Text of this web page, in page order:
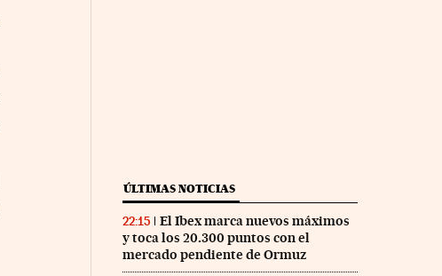
ÚLTIMAS NOTICIAS
22:15
El Ibex marca nuevos máximos
y toca los 20.300 puntos con el
mercado pendiente de Ormuz